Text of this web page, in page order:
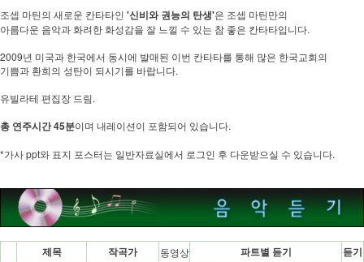
조셉 마틴의 새로운 칸타타인 '신비와 권능의 탄생'은 조셉 마틴만의
아름다운 음악과 화려한 화성감을 잘 느낄 수 있는 참 좋은 칸타타입니다.
2009년 미국과 한국에서 동시에 발매된 이번 칸타타를 통해 많은 한국교회의
기쁨과 환희의 성탄이 되시기를 바랍니다.
유빌라테 편집장 드림.
총 연주시간 45분이며 내레이션이 포함되어 있습니다.
*가사 ppt와 표지 포스터는 일반자료실에서 로그인 후 다운받으실 수 있습니다.
제목 작곡가 동영상 파트별 듣기 듣기